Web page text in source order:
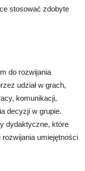
stosować zdobyte
do rozwijania
udział w grach,
komunikacji,
decyzji w grupie.
dydaktyczne, które
rozwijania umiejętności